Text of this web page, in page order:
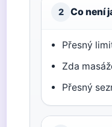
2 Co není
Přesný
Zda
Přesný